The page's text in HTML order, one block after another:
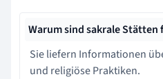
Warum sind sakrale
Sie liefern Informationen
und religiöse Praktiken.